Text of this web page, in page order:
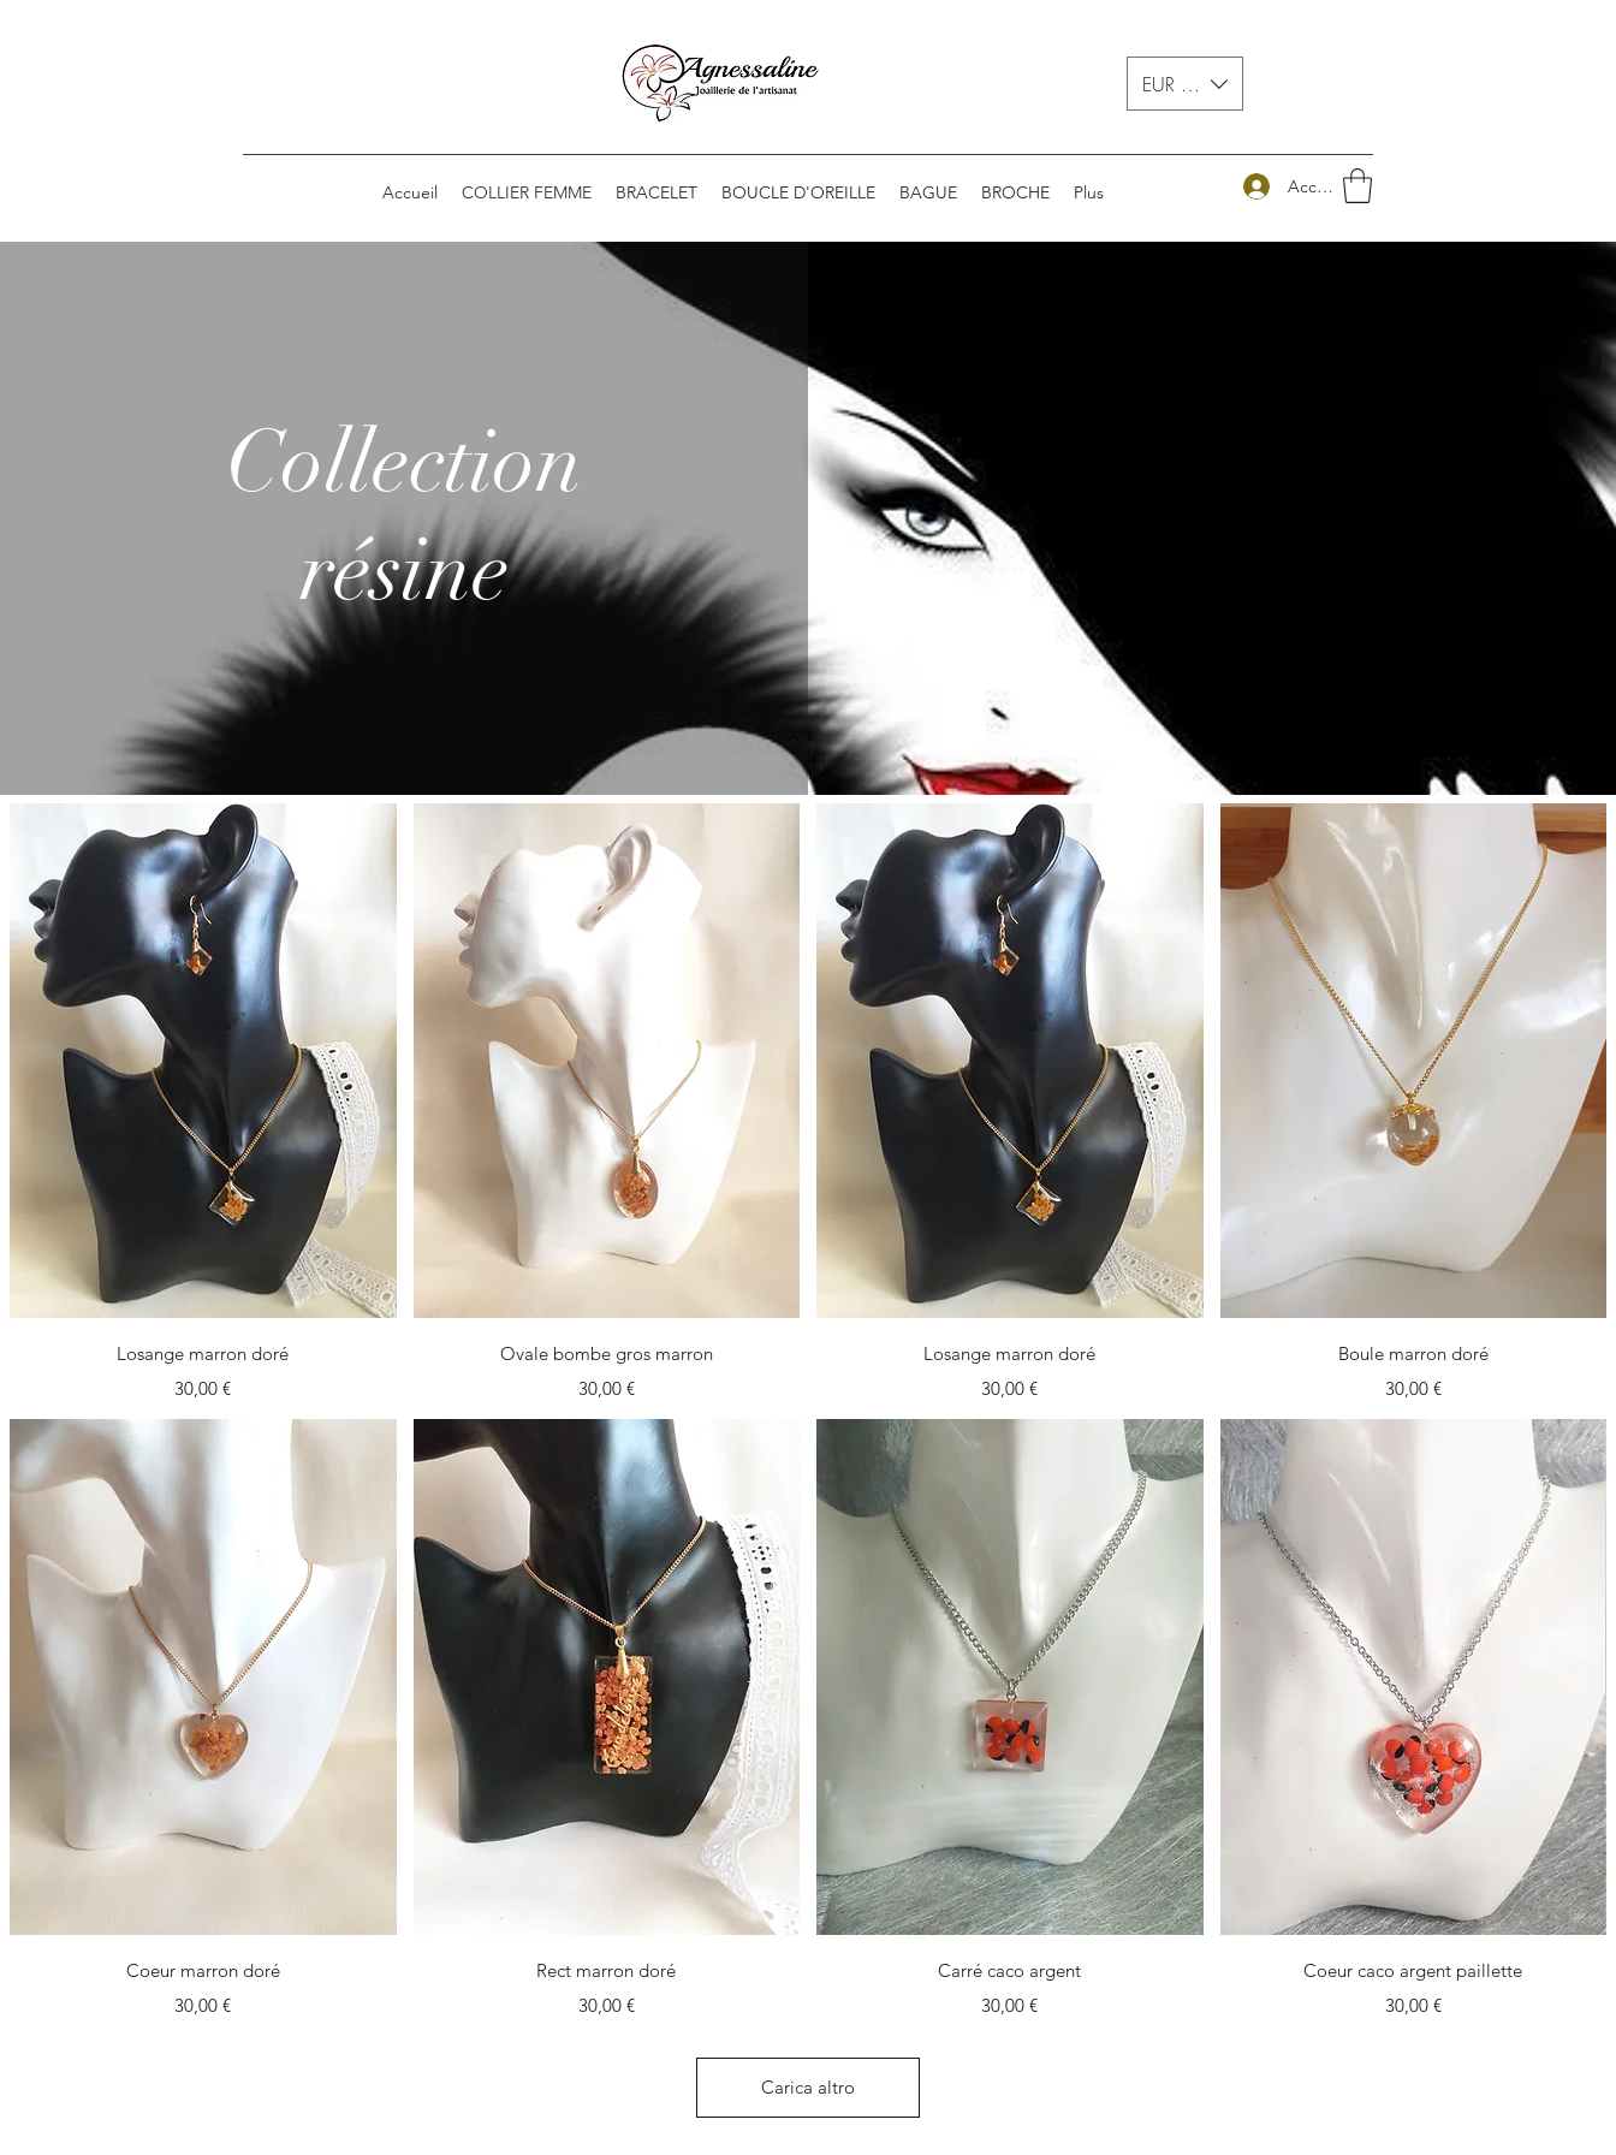
EUR (€)
Accueil COLLIER FEMME BRACELET BOUCLE D'OREILLE BAGUE BROCHE Plus Accedi
Collection
résine
Vista rapida
Losange marron doré
Prezzo
30,00 €
Vista rapida
Ovale bombe gros marron
Prezzo
30,00 €
Vista rapida
Losange marron doré
Prezzo
30,00 €
Vista rapida
Boule marron doré
Prezzo
30,00 €
Vista rapida
Coeur marron doré
Prezzo
30,00 €
Vista rapida
Rect marron doré
Prezzo
30,00 €
Vista rapida
Carré caco argent
Prezzo
30,00 €
Vista rapida
Coeur caco argent paillette
Prezzo
30,00 €
Carica altro